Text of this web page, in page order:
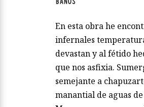
En esta obra he
infernales
devastan y al fétido
que nos asfixia.
semejante a
manantial de aguas